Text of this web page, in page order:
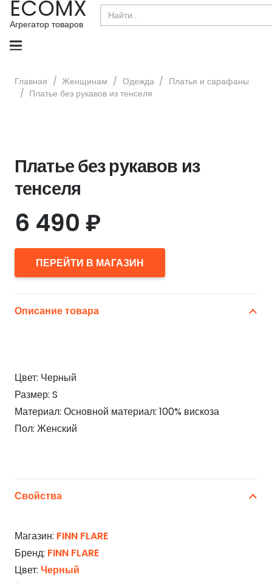
ECOMX
Агрегатор товаров
Search
for:
Главная / Женщинам / Одежда / Платья и сарафаны
/ Платье без рукавов из тенселя
Платье без рукавов из
тенселя
6 490 ₽
ПЕРЕЙТИ В МАГАЗИН
Описание товара
Цвет: Черный
Размер: S
Материал: Основной материал: 100% вискоза
Пол: Женский
Свойства
Магазин: FINN FLARE
Бренд: FINN FLARE
Цвет: Черный